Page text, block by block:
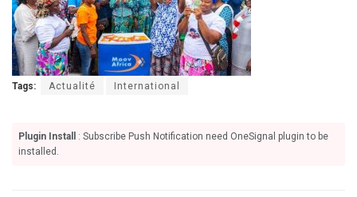
Tags: Actualité International
Plugin Install
: Subscribe Push Notification need OneSignal plugin to be
installed.